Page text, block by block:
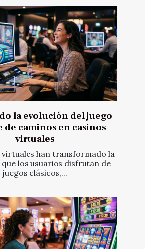
la evolución del juego
de caminos en casinos
virtuales
virtuales han transformado la
los usuarios disfrutan de
juegos clásicos,...